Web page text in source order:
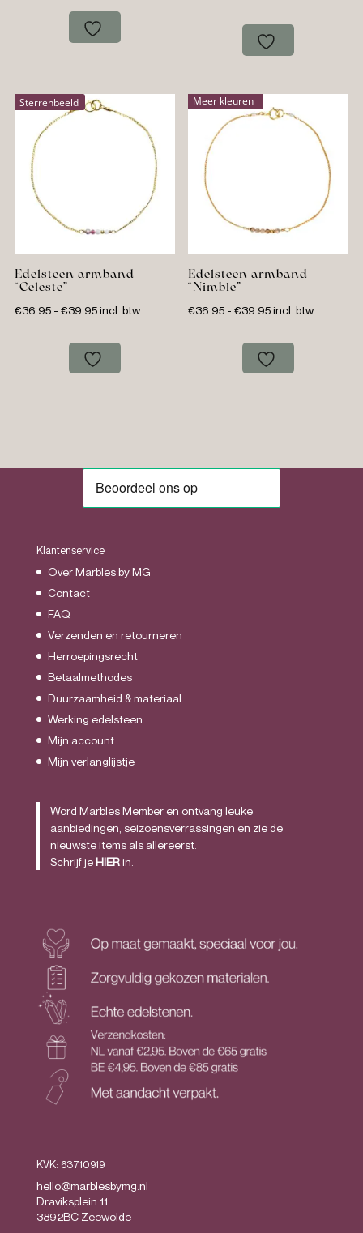
tot
€37.95
tot
€41.95
Sterrenbeeld
Edelsteen armband
“Celeste”
€36.95 - €39.95Prijsklasse:
tot
€39.95
incl. btw
Meer kleuren
Edelsteen armband
“Nimble”
€36.95 - €39.95Prijsklasse:
tot
€39.95
incl. btw
Klantenservice
Over Marbles by MG
Contact
FAQ
Verzenden en retourneren
Herroepingsrecht
Betaalmethodes
Duurzaamheid & materiaal
Werking edelsteen
Mijn account
Mijn verlanglijstje
Word Marbles Member en ontvang leuke
aanbiedingen, seizoensverrassingen en zie de
nieuwste items als allereerst.
Schrijf je HIERin.
KVK: 63710919
hello@marblesbymg.nl
Draviksplein 11
3892BC Zeewolde